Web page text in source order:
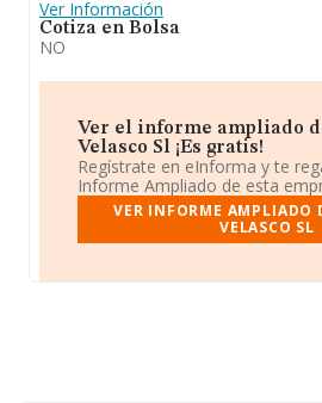
Ver Información
Cotiza en Bolsa
NO
Ver el informe ampliado
Velasco Sl ¡Es gratis!
Regístrate en eInforma y te
Informe Ampliado de esta
VER INFORME AMPLIADO
VELASCO SL